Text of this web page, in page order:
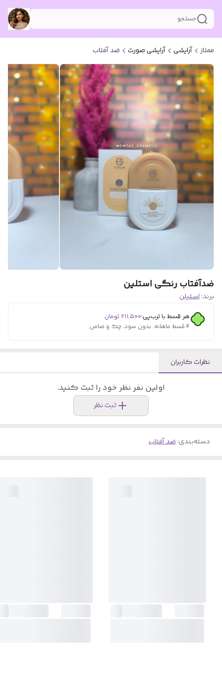
جستجو
ممتاز آرایشی آرایشی صورت ضد آفتاب
ضدآفتاب رنگی استلین
برند:استیلن
هر قسط با ترب‌پی:۲۱۱٬۵۰۰ تومان
۴ قسط ماهانه. بدون سود، چک و ضامن.
نظرات کاربران
اولین نفر نظر خود را ثبت کنید.
ثبت نظر
دسته‌بندی:ضد آفتاب